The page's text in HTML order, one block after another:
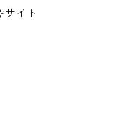
サイト